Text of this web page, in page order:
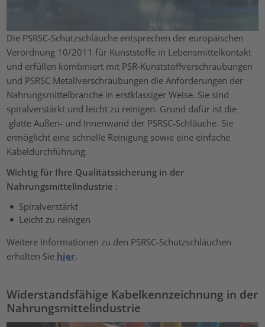
Die PSRSC-Schutzschläuche entsprechen der europäischen
Verordnung 10/2011 für Kunststoffe in Lebensmittelkontakt
und erfüllen kombiniert mit PSR-Kunststoffverschraubungen
und PSRSC Metallverschraubungen die Anforderungen der
Nahrungsmittelbranche in erstklassiger Weise. Sie sind
spiralverstärkt und leicht zu reinigen. Grund dafür ist die
glatte Außen- und Innenwand der PSRSC-Schläuche. Sie
ermöglicht eine schnelle Reinigung sowie eine einfache
Kabeldurchführung.
Wichtig für Ihre Qualitätssicherung in der
Nahrungsmittelindustrie :
Spiralverstärkt
Leicht zu reinigen
Weitere Informationen zu den PSRSC-Schutzschläuchen
erhalten Sie hier.
Widerstandsfähige Kabelkennzeichnung in der
Nahrungsmittelindustrie